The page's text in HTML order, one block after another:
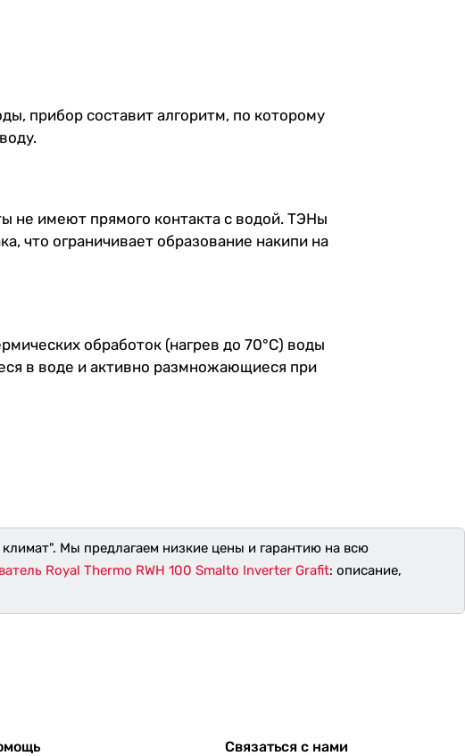
прибор составит алгоритм, по которому
не имеют прямого контакта с водой. ТЭНы
что ограничивает образование накипи на
обработок (нагрев до 70°С) воды
в воде и активно размножающиеся при
Мы предлагаем низкие цены и гарантию на всю
Royal Thermo RWH 100 Smalto Inverter Grafit: описание,
Связаться с нами